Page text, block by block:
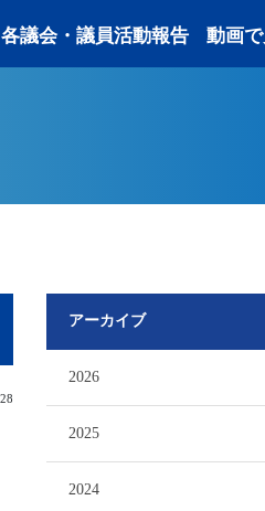
各議会・議員活動報告 動画
アーカイブ
2026
2025
2024